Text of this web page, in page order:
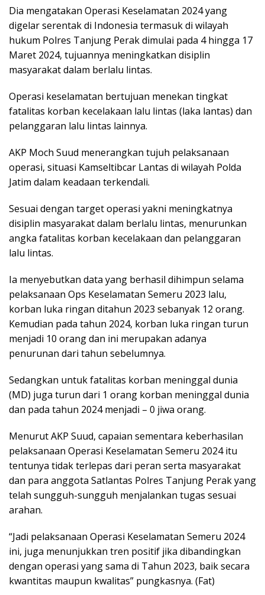
Dia mengatakan Operasi Keselamatan 2024 yang
digelar serentak di Indonesia termasuk di wilayah
hukum Polres Tanjung Perak dimulai pada 4 hingga 17
Maret 2024, tujuannya meningkatkan disiplin
masyarakat dalam berlalu lintas.
Operasi keselamatan bertujuan menekan tingkat
fatalitas korban kecelakaan lalu lintas (laka lantas) dan
pelanggaran lalu lintas lainnya.
AKP Moch Suud menerangkan tujuh pelaksanaan
operasi, situasi Kamseltibcar Lantas di wilayah Polda
Jatim dalam keadaan terkendali.
Sesuai dengan target operasi yakni meningkatnya
disiplin masyarakat dalam berlalu lintas, menurunkan
angka fatalitas korban kecelakaan dan pelanggaran
lalu lintas.
Ia menyebutkan data yang berhasil dihimpun selama
pelaksanaan Ops Keselamatan Semeru 2023 lalu,
korban luka ringan ditahun 2023 sebanyak 12 orang.
Kemudian pada tahun 2024, korban luka ringan turun
menjadi 10 orang dan ini merupakan adanya
penurunan dari tahun sebelumnya.
Sedangkan untuk fatalitas korban meninggal dunia
(MD) juga turun dari 1 orang korban meninggal dunia
dan pada tahun 2024 menjadi – 0 jiwa orang.
Menurut AKP Suud, capaian sementara keberhasilan
pelaksanaan Operasi Keselamatan Semeru 2024 itu
tentunya tidak terlepas dari peran serta masyarakat
dan para anggota Satlantas Polres Tanjung Perak yang
telah sungguh-sungguh menjalankan tugas sesuai
arahan.
“Jadi pelaksanaan Operasi Keselamatan Semeru 2024
ini, juga menunjukkan tren positif jika dibandingkan
dengan operasi yang sama di Tahun 2023, baik secara
kwantitas maupun kwalitas” pungkasnya. (Fat)